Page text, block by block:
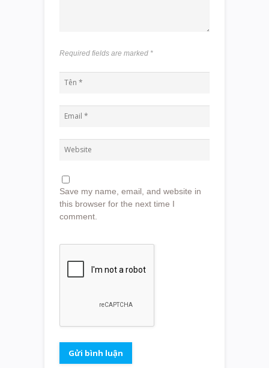
Required fields are marked *
Save my name, email, and website in
this browser for the next time I
comment.